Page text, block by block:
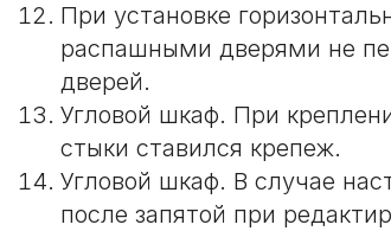
При установке
распашными дверями не
дверей.
Угловой шкаф. При
стыки ставился крепеж.
Угловой шкаф. В случае
после запятой при